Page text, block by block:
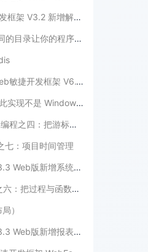
增解压缩工具类ZipHelper
录让你的程序更整洁
发布(.NET6+、Framework双引擎)
验证的加密算法的一部分》处理方法
透(不怕做不到，只怕想不到)
七：项目时间管理
、系统新闻模块方便需要的客户
透(穷追猛打，把根儿都拔起!)
）
管理功能模块-重量级实用功能